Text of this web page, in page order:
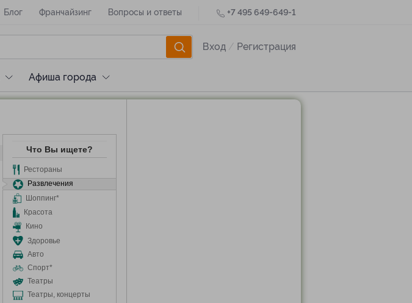
Блог Франчайзинг Вопросы и ответы +7 495 649-649-1
Вход / Регистрация
Афиша города
Что Вы ищете?
Рестораны
Развлечения
Шоппинг*
Красота
Кино
Здоровье
Авто
Спорт*
Театры
Театры, концерты